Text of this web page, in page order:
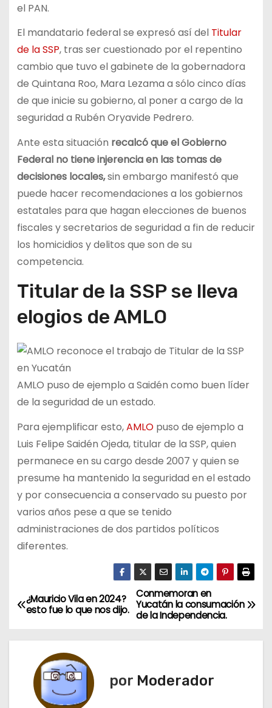
el PAN.
El mandatario federal se expresó así del Titular
de la SSP, tras ser cuestionado por el repentino
cambio que tuvo el gabinete de la gobernadora
de Quintana Roo, Mara Lezama a sólo cinco días
de que inicie su gobierno, al poner a cargo de la
seguridad a Rubén Oryavide Pedrero.
Ante esta situación recalcó que el Gobierno
Federal no tiene injerencia en las tomas de
decisiones locales,sin embargo manifestó que
puede hacer recomendaciones a los gobiernos
estatales para que hagan elecciones de buenos
fiscales y secretarios de seguridad a fin de reducir
los homicidios y delitos que son de su
competencia.
Titular de la SSP se lleva
elogios de AMLO
AMLO puso de ejemplo a Saidén como buen líder
de la seguridad de un estado.
Para ejemplificar esto,AMLOpuso de ejemplo a
Luis Felipe Saidén Ojeda, titular de la SSP, quien
permanece en su cargo desde 2007 y quien se
presume ha mantenido la seguridad en el estado
y por consecuencia a conservado su puesto por
varios años pese a que se tenido
administraciones de dos partidos políticos
diferentes.
N
Conmemoran en
Yucatán la consumación
de la Independencia.
¿Mauricio Vila en 2024?
esto fue lo que nos dijo.
por Moderador